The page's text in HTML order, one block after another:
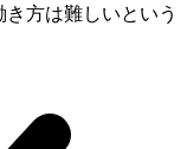
方は難しいという